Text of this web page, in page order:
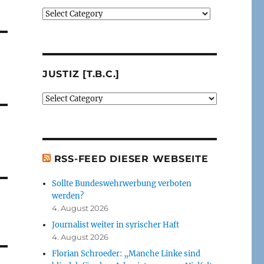
Verlage
oder
Bücher)
JUSTIZ [T.B.C.]
Justiz
RSS-FEED DIESER WEBSEITE
Sollte Bundeswehrwerbung verboten
werden?
4. August 2026
Journalist weiter in syrischer Haft
4. August 2026
Florian Schroeder: „Manche Linke sind